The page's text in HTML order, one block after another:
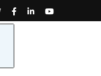
TwitterFacebook
LinkedinYoutube